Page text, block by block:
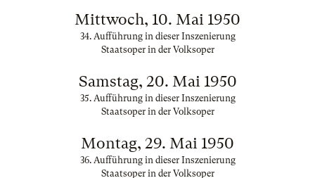
Mittwoch, 10. Mai 1950
34. Aufführung in dieser Inszenierung
Staatsoper in der Volksoper
Samstag, 20. Mai 1950
35. Aufführung in dieser Inszenierung
Staatsoper in der Volksoper
Montag, 29. Mai 1950
36. Aufführung in dieser Inszenierung
Staatsoper in der Volksoper